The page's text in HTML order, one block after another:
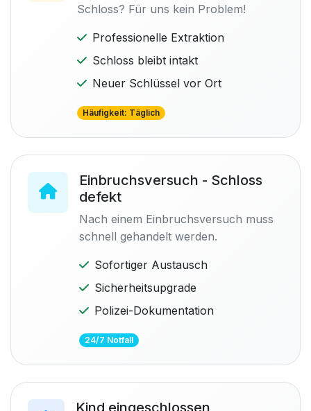
Schloss? Für uns kein Problem!
Professionelle Extraktion
Schloss bleibt intakt
Neuer Schlüssel vor Ort
Häufigkeit: Täglich
Einbruchsversuch - Schloss
defekt
Nach einem Einbruchsversuch muss
schnell gehandelt werden.
Sofortiger Austausch
Sicherheitsupgrade
Polizei-Dokumentation
24/7 Notfall
Kind eingeschlossen